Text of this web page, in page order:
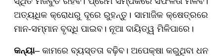
ଅତ୍ୟଧିକ କ୍ରୋଧରୁ ଦୂରେ ରୁହନ୍ତୁ। ସାମାଜିକ କ୍ଷେତ୍ରରେ
ମାନ-ସମ୍ମାନ ବୃଦ୍ଧି ପାଇବ। ନୂଆ ଦାୟିତ୍ୱ ମିଳିପାରେ।
କନ୍ୟା– କାମରେ ବ୍ୟସ୍ତତା ବଢ଼ିବ। ଅପେକ୍ଷା କରୁଥିବା ଧନ